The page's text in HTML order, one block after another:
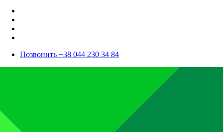
Позвонить +38 044 230 34 84